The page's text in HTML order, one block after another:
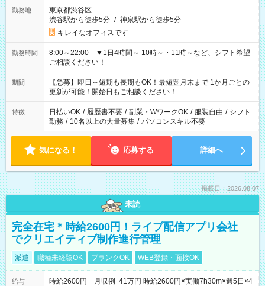
勤務地
東京都渋谷区
渋谷駅から徒歩5分 / 神泉駅から徒歩5分
キレイなオフィスです
勤務時間
8:00～22:00 ▼1日4時間～ 10時～・11時～など、シフト希望
ご相談ください！
期間
【急募】即日～短期も長期もOK！最短翌月末まで 1か月ごとの
更新が可能！開始日もご相談ください！
特徴 日払いOK / 履歴書不要 / 副業・WワークOK / 服装自由 / シフト
勤務 / 10名以上の大量募集 / パソコンスキル不要
気になる！ 応募する 詳細へ
掲載日：2026.08.07
未読
完全在宅＊時給2600円！ライブ配信アプリ会社
でクリエイティブ制作進行管理
派遣 職種未経験OK ブランクOK WEB登録・面接OK
給与
時給2600円 月収例 41万円 時給2600円×実働7h30m×週5日×4